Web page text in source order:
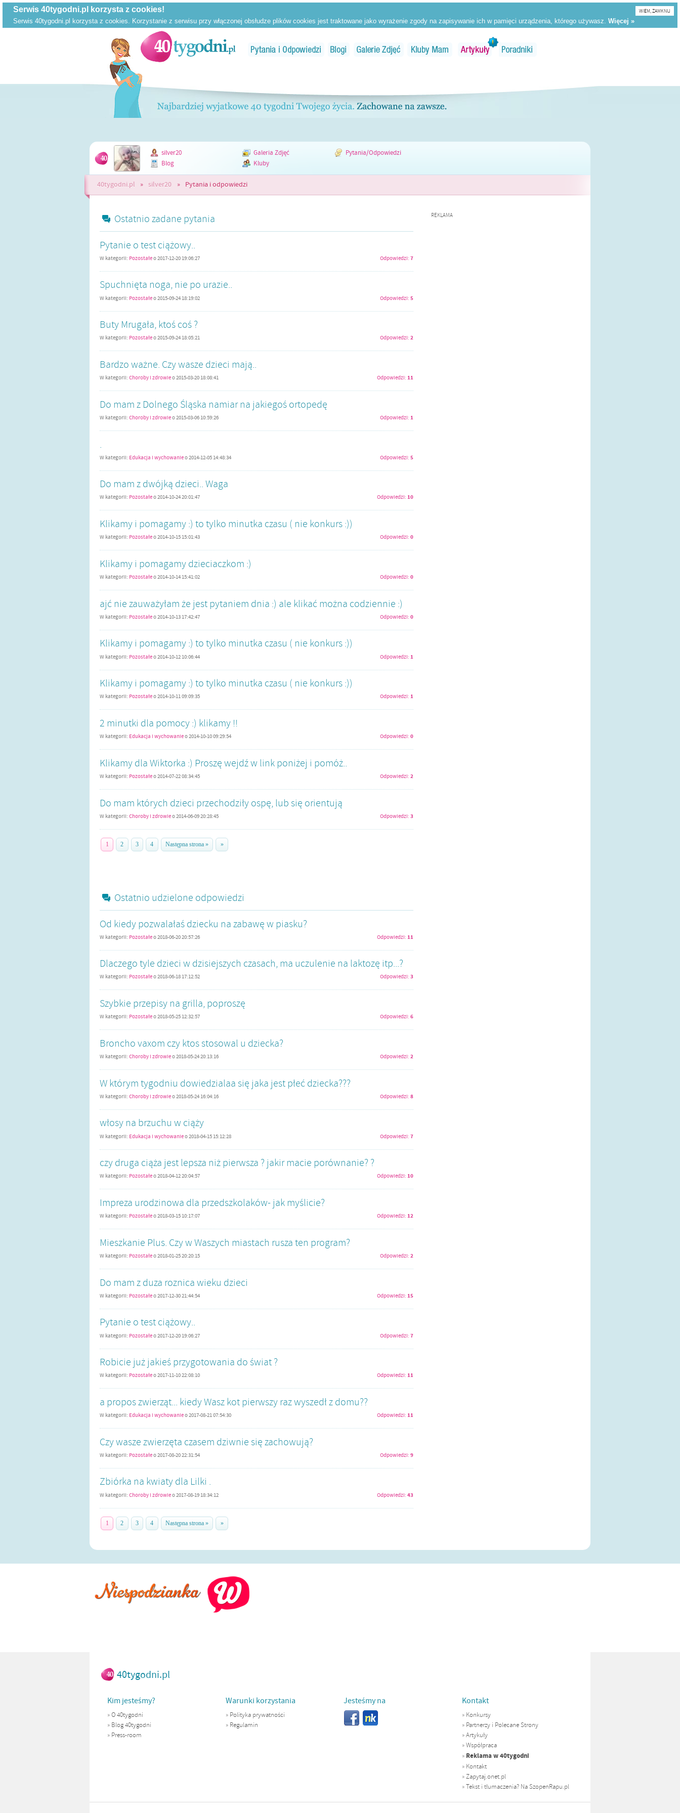
WIEM, ZAMKNIJ
silver20 Galeria Zdjęć
Pytania/Odpowiedzi
Blog
Kluby
40tygodni.pl » silver20 » Pytania i odpowiedzi
Ostatnio zadane pytania
Pytanie o test ciążowy..
W kategorii: Pozostałeo2017-12-20 19:06:27 Odpowiedzi: 7
Spuchnięta noga, nie po urazie..
W kategorii: Pozostałeo2015-09-24 18:19:02 Odpowiedzi: 5
Buty Mrugała, ktoś coś ?
W kategorii: Pozostałeo2015-09-24 18:05:21 Odpowiedzi: 2
Bardzo ważne. Czy wasze dzieci mają..
W kategorii: Choroby i zdrowieo2015-03-20 18:08:41 Odpowiedzi: 11
Do mam z Dolnego Śląska namiar na jakiegoś ortopedę
W kategorii: Choroby i zdrowieo2015-03-06 10:59:26 Odpowiedzi: 1
.
W kategorii: Edukacja i wychowanieo2014-12-05 14:48:34 Odpowiedzi: 5
Do mam z dwójką dzieci.. Waga
W kategorii: Pozostałeo2014-10-24 20:01:47 Odpowiedzi: 10
Klikamy i pomagamy :) to tylko minutka czasu ( nie konkurs :))
W kategorii: Pozostałeo2014-10-15 15:01:43 Odpowiedzi: 0
Klikamy i pomagamy dzieciaczkom :)
W kategorii: Pozostałeo2014-10-14 15:41:02 Odpowiedzi: 0
ajć nie zauważyłam że jest pytaniem dnia :) ale klikać można codziennie :)
W kategorii: Pozostałeo2014-10-13 17:42:47 Odpowiedzi: 0
Klikamy i pomagamy :) to tylko minutka czasu ( nie konkurs :))
W kategorii: Pozostałeo2014-10-12 10:06:44 Odpowiedzi: 1
Klikamy i pomagamy :) to tylko minutka czasu ( nie konkurs :))
W kategorii: Pozostałeo2014-10-11 09:09:35 Odpowiedzi: 1
2 minutki dla pomocy :) klikamy !!
W kategorii: Edukacja i wychowanieo2014-10-10 09:29:54 Odpowiedzi: 0
Klikamy dla Wiktorka :) Proszę wejdź w link poniżej i pomóż..
W kategorii: Pozostałeo2014-07-22 08:34:45 Odpowiedzi: 2
Do mam których dzieci przechodziły ospę, lub się orientują
W kategorii: Choroby i zdrowieo2014-06-09 20:28:45 Odpowiedzi: 3
1 2 3 4 Następna strona » »
Ostatnio udzielone odpowiedzi
Od kiedy pozwalałaś dziecku na zabawę w piasku?
W kategorii: Pozostałeo2018-06-20 20:57:26 Odpowiedzi: 11
Dlaczego tyle dzieci w dzisiejszych czasach, ma uczulenie na laktozę itp...?
W kategorii: Pozostałeo2018-06-18 17:12:52 Odpowiedzi: 3
Szybkie przepisy na grilla, poproszę
W kategorii: Pozostałeo2018-05-25 12:32:57 Odpowiedzi: 6
Broncho vaxom czy ktos stosowal u dziecka?
W kategorii: Choroby i zdrowieo2018-05-24 20:13:16 Odpowiedzi: 2
W którym tygodniu dowiedzialaa się jaka jest płeć dziecka???
W kategorii: Choroby i zdrowieo2018-05-24 16:04:16 Odpowiedzi: 8
włosy na brzuchu w ciąży
W kategorii: Edukacja i wychowanieo2018-04-15 15:12:28 Odpowiedzi: 7
czy druga ciąża jest lepsza niż pierwsza ? jakir macie porównanie? ?
W kategorii: Pozostałeo2018-04-12 20:04:57 Odpowiedzi: 10
Impreza urodzinowa dla przedszkolaków- jak myślicie?
W kategorii: Pozostałeo2018-03-15 10:17:07 Odpowiedzi: 12
Mieszkanie Plus. Czy w Waszych miastach rusza ten program?
W kategorii: Pozostałeo2018-01-25 20:20:15 Odpowiedzi: 2
Do mam z duza roznica wieku dzieci
W kategorii: Pozostałeo2017-12-30 21:44:54 Odpowiedzi: 15
Pytanie o test ciążowy..
W kategorii: Pozostałeo2017-12-20 19:06:27 Odpowiedzi: 7
Robicie już jakieś przygotowania do świat ?
W kategorii: Pozostałeo2017-11-10 22:08:10 Odpowiedzi: 11
a propos zwierząt... kiedy Wasz kot pierwszy raz wyszedł z domu??
W kategorii: Edukacja i wychowanieo2017-08-21 07:54:30 Odpowiedzi: 11
Czy wasze zwierzęta czasem dziwnie się zachowują?
W kategorii: Pozostałeo2017-08-20 22:31:54 Odpowiedzi: 9
Zbiórka na kwiaty dla Lilki .
W kategorii: Choroby i zdrowieo2017-08-19 18:34:12 Odpowiedzi: 43
1 2 3 4 Następna strona » »
REKLAMA
40tygodni.pl
Kim jesteśmy?
»O 40tygodni
» Blog 40tygodni
» Press-room
Warunki korzystania
» Polityka prywatności
» Regulamin
Jesteśmy na Kontakt
» Konkursy
» Partnerzy i Polecane Strony
»Artykuły
»Współpraca
» Reklama w 40tygodni
» Kontakt
»Zapytaj.onet.pl
»Tekst i tłumaczenia? Na SzopenRapu.pl